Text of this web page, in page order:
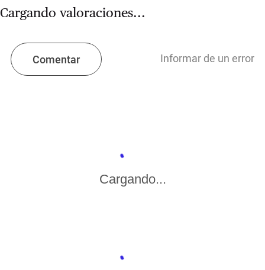
Cargando valoraciones...
Comentar Informar de un error
Cargando...